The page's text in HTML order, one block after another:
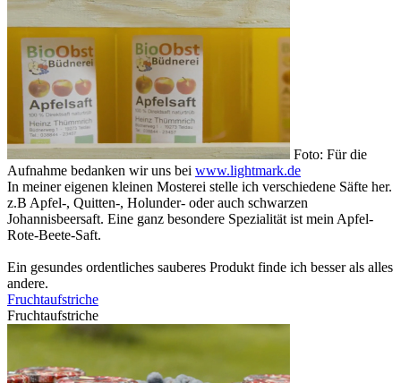
Foto: Für die
Aufnahme bedanken wir uns bei www.lightmark.de
In meiner eigenen kleinen Mosterei stelle ich verschiedene Säfte her.
z.B Apfel-, Quitten-, Holunder- oder auch schwarzen
Johannisbeersaft. Eine ganz besondere Spezialität ist mein Apfel-
Rote-Beete-Saft.
Ein gesundes ordentliches sauberes Produkt finde ich besser als alles
andere.
Fruchtaufstriche
Fruchtaufstriche